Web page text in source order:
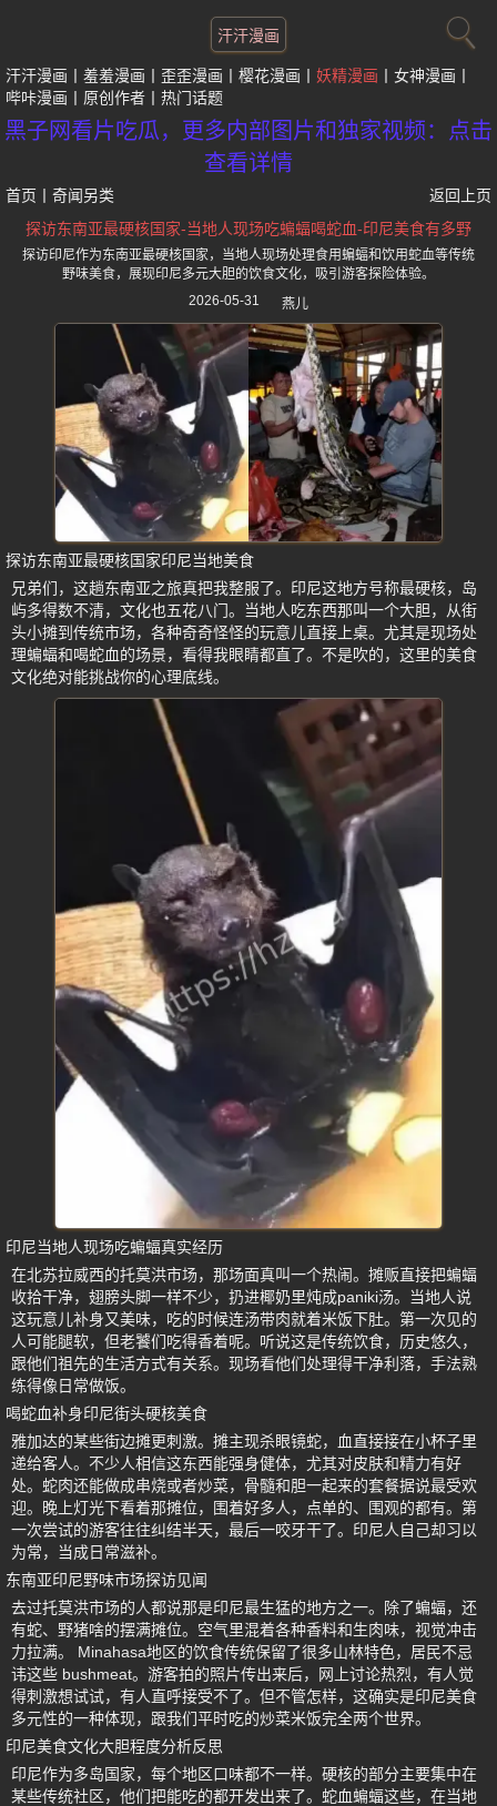
汗汗漫画
汗汗漫画 羞羞漫画 歪歪漫画 樱花漫画 妖精漫画
女神漫画
哔咔漫画
原创作者 热门话题
黑子网看片吃瓜，更多内部图片和独家视频：点击
查看详情
首页 奇闻另类
返回上页
探访东南亚最硬核国家-当地人现场吃蝙蝠喝蛇血-印尼美食有多野
探访印尼作为东南亚最硬核国家，当地人现场处理食用蝙蝠和饮用蛇血等传统
野味美食，展现印尼多元大胆的饮食文化，吸引游客探险体验。
2026-05-31
燕儿
探访东南亚最硬核国家印尼当地美食
兄弟们，这趟东南亚之旅真把我整服了。印尼这地方号称最硬核，岛
屿多得数不清，文化也五花八门。当地人吃东西那叫一个大胆，从街
头小摊到传统市场，各种奇奇怪怪的玩意儿直接上桌。尤其是现场处
理蝙蝠和喝蛇血的场景，看得我眼睛都直了。不是吹的，这里的美食
文化绝对能挑战你的心理底线。
印尼当地人现场吃蝙蝠真实经历
在北苏拉威西的托莫洪市场，那场面真叫一个热闹。摊贩直接把蝙蝠
收拾干净，翅膀头脚一样不少，扔进椰奶里炖成paniki汤。当地人说
这玩意儿补身又美味，吃的时候连汤带肉就着米饭下肚。第一次见的
人可能腿软，但老饕们吃得香着呢。听说这是传统饮食，历史悠久，
跟他们祖先的生活方式有关系。现场看他们处理得干净利落，手法熟
练得像日常做饭。
喝蛇血补身印尼街头硬核美食
雅加达的某些街边摊更刺激。摊主现杀眼镜蛇，血直接接在小杯子里
递给客人。不少人相信这东西能强身健体，尤其对皮肤和精力有好
处。蛇肉还能做成串烧或者炒菜，骨髓和胆一起来的套餐据说最受欢
迎。晚上灯光下看着那摊位，围着好多人，点单的、围观的都有。第
一次尝试的游客往往纠结半天，最后一咬牙干了。印尼人自己却习以
为常，当成日常滋补。
东南亚印尼野味市场探访见闻
去过托莫洪市场的人都说那是印尼最生猛的地方之一。除了蝙蝠，还
有蛇、野猪啥的摆满摊位。空气里混着各种香料和生肉味，视觉冲击
力拉满。 Minahasa地区的饮食传统保留了很多山林特色，居民不忌
讳这些 bushmeat。游客拍的照片传出来后，网上讨论热烈，有人觉
得刺激想试试，有人直呼接受不了。但不管怎样，这确实是印尼美食
多元性的一种体现，跟我们平时吃的炒菜米饭完全两个世界。
印尼美食文化大胆程度分析反思
印尼作为多岛国家，每个地区口味都不一样。硬核的部分主要集中在
某些传统社区，他们把能吃的都开发出来了。蛇血蝙蝠这些，在当地